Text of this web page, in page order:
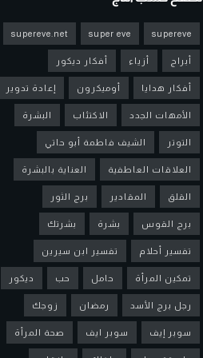
supereve
super eve
supereve.net
أبراج أزياء أفكار ديكور
أفكار هدايا أوميكرون إعادة تدوير
الأمهات الجدد الاكتئاب البشرة
التوتر الشيف فاطمة أبو حاتي
العلاقات العاطفية العناية بالبشرة
القلق المقادير برج الثور
برج القوس بشرة بشرتك
تفسير أحلام تفسير ابن سيرين
تمكين المرأة حامل حب ديكور
رجل برج الأسد رمضان زوجك
سوبر إيف سوبر ايف صحة المرأة